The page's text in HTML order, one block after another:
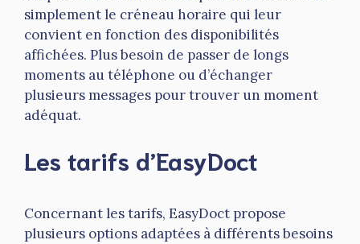
simplement le créneau horaire qui leur
convient en fonction des disponibilités
affichées. Plus besoin de passer de longs
moments au téléphone ou d’échanger
plusieurs messages pour trouver un moment
adéquat.
Les tarifs d’EasyDoct
Concernant les tarifs, EasyDoct propose
plusieurs options adaptées à différents besoins